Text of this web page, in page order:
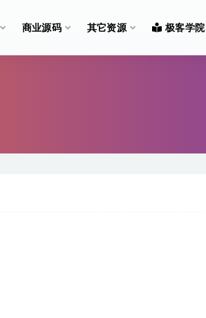
商业源码 其它资源 极客学院